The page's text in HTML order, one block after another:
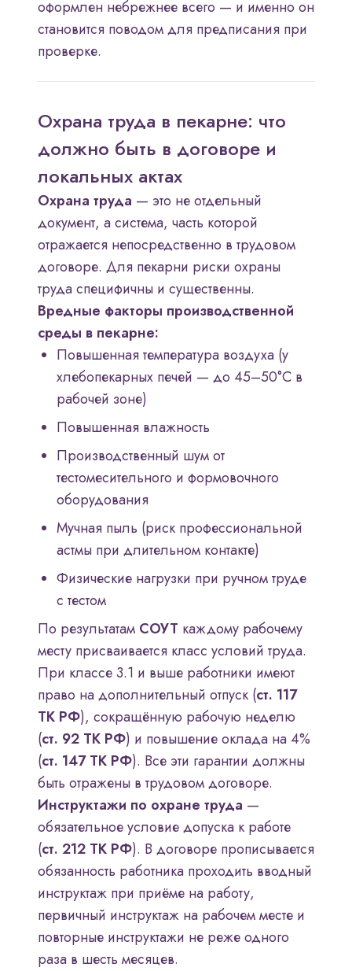
оформлен небрежнее всего — и именно он
становится поводом для предписания при
проверке.
Охрана труда в пекарне: что
должно быть в договоре и
локальных актах
Охрана труда — это не отдельный
документ, а система, часть которой
отражается непосредственно в трудовом
договоре. Для пекарни риски охраны
труда специфичны и существенны.
Вредные факторы производственной
среды в пекарне:
Повышенная температура воздуха (у
хлебопекарных печей — до 45–50°C в
рабочей зоне)
Повышенная влажность
Производственный шум от
тестомесительного и формовочного
оборудования
Мучная пыль (риск профессиональной
астмы при длительном контакте)
Физические нагрузки при ручном труде
с тестом
По результатам СОУТ каждому рабочему
месту присваивается класс условий труда.
При классе 3.1 и выше работники имеют
право на дополнительный отпуск (ст. 117
ТК РФ), сокращённую рабочую неделю
(ст. 92 ТК РФ) и повышение оклада на 4%
(ст. 147 ТК РФ). Все эти гарантии должны
быть отражены в трудовом договоре.
Инструктажи по охране труда —
обязательное условие допуска к работе
(ст. 212 ТК РФ). В договоре прописывается
обязанность работника проходить вводный
инструктаж при приёме на работу,
первичный инструктаж на рабочем месте и
повторные инструктажи не реже одного
раза в шесть месяцев.